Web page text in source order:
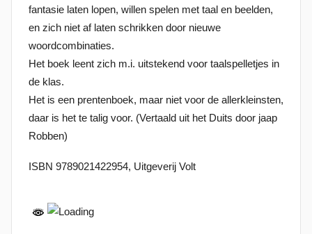
s
t
o
p
2
8
j
u
i
0
fantasie laten lopen, willen spelen met taal en beelden,
en zich niet af laten schrikken door nieuwe
woordcombinaties.
Het boek leent zich m.i. uitstekend voor taalspelletjes in
de klas.
Het is een prentenboek, maar niet voor de allerkleinsten,
daar is het te talig voor. (Vertaald uit het Duits door jaap
Robben)
ISBN 9789021422954, Uitgeverij Volt